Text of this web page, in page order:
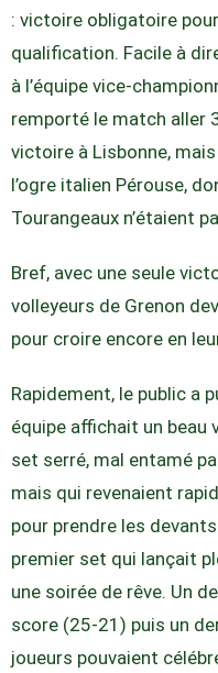
: victoire obligatoire
qualification. Facile à
à l’équipe vice-
remporté le match aller
victoire à Lisbonne,
l’ogre italien Pérouse,
Tourangeaux n’étaient
Bref, avec une seule
volleyeurs de Grenon
pour croire encore en
Rapidement, le public a
équipe affichait un beau
set serré, mal entamé
mais qui revenaient
pour prendre les
premier set qui lançait
une soirée de rêve. Un
score (25-21) puis un
joueurs pouvaient